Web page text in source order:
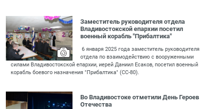
Заместитель руководителя отдела
Владивостокской епархии посетил
военный корабль "Прибалтика"
6 января 2025 года заместитель руководителя
отдела по взаимодействию с вооруженными
силами Владивостокской епархии, иерей Даниил Есаков, посетил военный
корабль боевого назначения "Прибалтика" (СС-80).
Во Владивостоке отметили День Героев
Отечества